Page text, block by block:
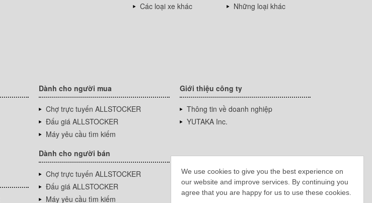
We use cookies to give you the best experience on
our website and improve services. By continuing you
agree that you are happy for us to use these cookies.
Các loại xe khác
Những loại khác
Dành cho người mua
Chợ trực tuyến ALLSTOCKER
Đấu giá ALLSTOCKER
Máy yêu cầu tìm kiếm
Dành cho người bán
Chợ trực tuyến ALLSTOCKER
Đấu giá ALLSTOCKER
Máy yêu cầu tìm kiếm
Giới thiệu công ty
Thông tin về doanh nghiệp
YUTAKA Inc.